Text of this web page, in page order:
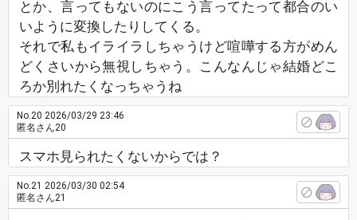
とか、言ってもないのにこう言ってたって都合のい
いように変換したりしてくる。
それで私もイライラしちゃうけど喧嘩する方がめん
どくさいから無視しちゃう。こんなんじゃ結婚どこ
ろか別れたくなっちゃうね
No.20 2026/03/29 23:46
匿名さん20
スマホ見られたくないからでは？
No.21 2026/03/30 02:54
匿名さん21